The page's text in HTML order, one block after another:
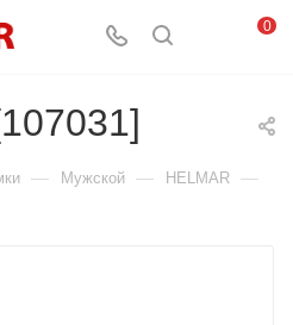
0
— Мужской — HELMAR —